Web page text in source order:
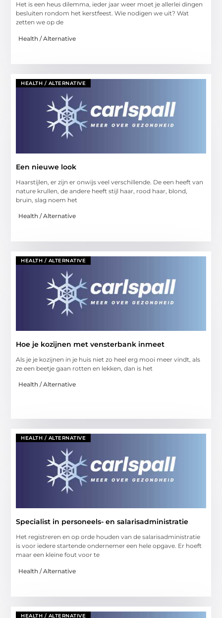
Het is een heus dilemma, ieder jaar weer moet je allerlei dingen
besluiten rondom het kerstfeest. Wie nodigen we uit? Wat
zetten we op de
Health / Alternative
HEALTH / ALTERNATIVE
Een nieuwe look
Haarstijlen, er zijn er onwijs veel verschillende. De een heeft van
nature krullen, de andere heeft stijl haar, rood haar, blond,
bruin, slag noem het
Health / Alternative
HEALTH / ALTERNATIVE
Hoe je kozijnen met vensterbank inmeet
Als je je kozijnen in je huis niet zo heel erg mooi meer vindt, als
ze een beetje gaan rotten en lekken, dan is het
Health / Alternative
HEALTH / ALTERNATIVE
Specialist in personeels- en salarisadministratie
Het registreren en op orde houden van de salarisadministratie
is voor iedere startende ondernemer een hele opgave. Er hoeft
maar een kleine fout voor te
Health / Alternative
HEALTH / ALTERNATIVE